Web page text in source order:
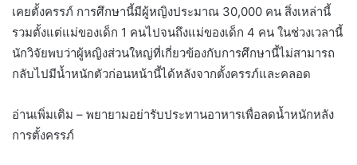
เคยตั้งครรภ์ การศึกษานี้มีผู้หญิงประมาณ 30,000 คน สิ่งเหล่านี้
รวมตั้งแต่แม่ของเด็ก 1 คนไปจนถึงแม่ของเด็ก 4 คน ในช่วงเวลานี้
นักวิจัยพบว่าผู้หญิงส่วนใหญ่ที่เกี่ยวข้องกับการศึกษานี้ไม่สามารถ
กลับไปมีน้ำหนักตัวก่อนหน้านี้ได้หลังจากตั้งครรภ์และคลอด
อ่านเพิ่มเติม – พยายามอย่ารับประทานอาหารเพื่อลดน้ำหนักหลัง
การตั้งครรภ์